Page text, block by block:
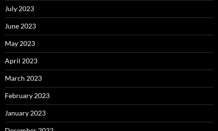
July 2023
June 2023
May 2023
April 2023
March 2023
February 2023
January 2023